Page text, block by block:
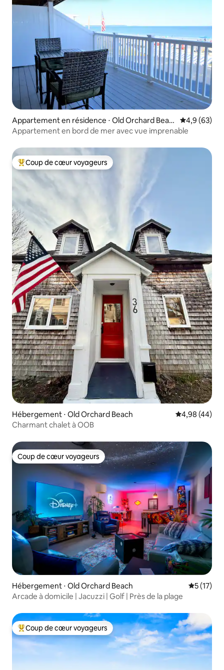
Appartement en résidence ⋅ Old Orchard Beac
h
Évaluation
4,9 (63)
Appartement en bord de mer avec vue imprenable
Coups de cœur voyageurs les plus appréciés
Coup de cœur voyageurs
Hébergement ⋅ Old Orchard Beach Évaluation
4,98 (44)
Charmant chalet à OOB
Coup de cœur voyageurs
Coup de cœur voyageurs
Hébergement ⋅ Old Orchard Beach
5 (17)
Arcade à domicile | Jacuzzi | Golf | Près de la plage
Coups de cœur voyageurs les plus appréciés
Coup de cœur voyageurs